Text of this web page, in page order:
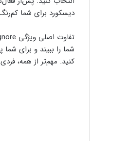
دیسکورد برای شما
شما را ببیند و برای
کنید. مهم‌تر از همه،